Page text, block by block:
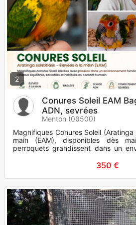
2
Conures Soleil EAM
ADN, sevrées
Menton (06500)
Magnifiques Conures Soleil
main (EAM), disponibles dès
perroquets grandissent dans un
350 €